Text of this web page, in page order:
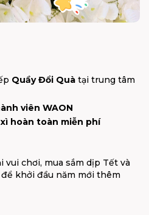
Quầy Đổi Quà tại trung tâm
viên WAON
xì hoàn toàn miễn phí
chơi, mua sắm dịp Tết và
khởi đầu năm mới thêm